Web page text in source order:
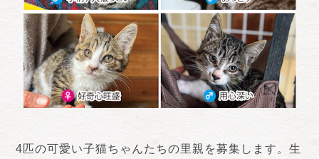
4匹の可愛い子猫ちゃんたちの里親を募集します。生